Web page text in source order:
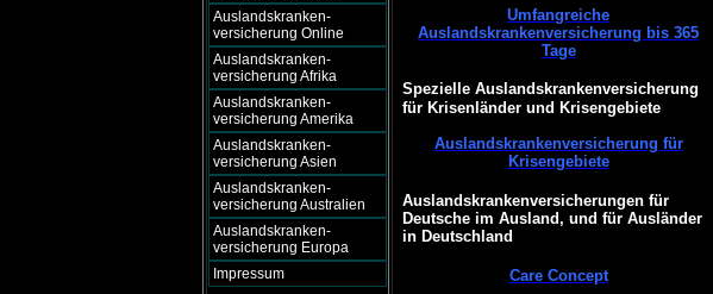
Auslandskranken-
versicherung Online
Auslandskranken-
versicherung Afrika
Auslandskranken-
versicherung Amerika
Auslandskranken-
versicherung Asien
Auslandskranken-
versicherung Australien
Auslandskranken-
versicherung Europa
Impressum
Umfangreiche
Auslandskrankenversicherung bis 365
Tage
Spezielle Auslandskrankenversicherung
für Krisenländer und Krisengebiete
Auslandskrankenversicherung für
Krisengebiete
Auslandskrankenversicherungen für
Deutsche im Ausland, und für Ausländer
in Deutschland
Care Concept